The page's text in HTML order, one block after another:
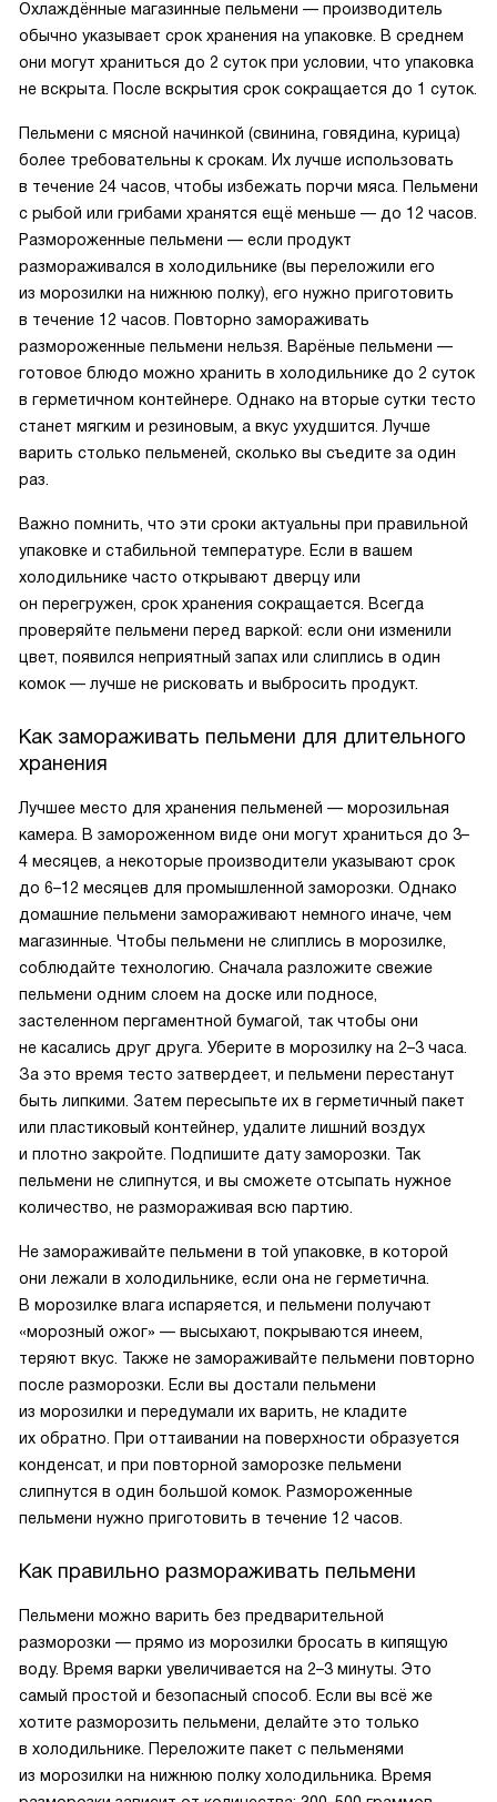
Охлаждённые магазинные пельмени — производитель
обычно указывает срок хранения на упаковке. В среднем
они могут храниться до 2 суток при условии, что упаковка
не вскрыта. После вскрытия срок сокращается до 1 суток.
Пельмени с мясной начинкой (свинина, говядина, курица)
более требовательны к срокам. Их лучше использовать
в течение 24 часов, чтобы избежать порчи мяса. Пельмени
с рыбой или грибами хранятся ещё меньше — до 12 часов.
Размороженные пельмени — если продукт
размораживался в холодильнике (вы переложили его
из морозилки на нижнюю полку), его нужно приготовить
в течение 12 часов. Повторно замораживать
размороженные пельмени нельзя. Варёные пельмени —
готовое блюдо можно хранить в холодильнике до 2 суток
в герметичном контейнере. Однако на вторые сутки тесто
станет мягким и резиновым, а вкус ухудшится. Лучше
варить столько пельменей, сколько вы съедите за один
раз.
Важно помнить, что эти сроки актуальны при правильной
упаковке и стабильной температуре. Если в вашем
холодильнике часто открывают дверцу или
он перегружен, срок хранения сокращается. Всегда
проверяйте пельмени перед варкой: если они изменили
цвет, появился неприятный запах или слиплись в один
комок — лучше не рисковать и выбросить продукт.
Как замораживать пельмени для длительного
хранения
Лучшее место для хранения пельменей — морозильная
камера. В замороженном виде они могут храниться до 3–
4 месяцев, а некоторые производители указывают срок
до 6–12 месяцев для промышленной заморозки. Однако
домашние пельмени замораживают немного иначе, чем
магазинные. Чтобы пельмени не слиплись в морозилке,
соблюдайте технологию. Сначала разложите свежие
пельмени одним слоем на доске или подносе,
застеленном пергаментной бумагой, так чтобы они
не касались друг друга. Уберите в морозилку на 2–3 часа.
За это время тесто затвердеет, и пельмени перестанут
быть липкими. Затем пересыпьте их в герметичный пакет
или пластиковый контейнер, удалите лишний воздух
и плотно закройте. Подпишите дату заморозки. Так
пельмени не слипнутся, и вы сможете отсыпать нужное
количество, не размораживая всю партию.
Не замораживайте пельмени в той упаковке, в которой
они лежали в холодильнике, если она не герметична.
В морозилке влага испаряется, и пельмени получают
«морозный ожог» — высыхают, покрываются инеем,
теряют вкус. Также не замораживайте пельмени повторно
после разморозки. Если вы достали пельмени
из морозилки и передумали их варить, не кладите
их обратно. При оттаивании на поверхности образуется
конденсат, и при повторной заморозке пельмени
слипнутся в один большой комок. Размороженные
пельмени нужно приготовить в течение 12 часов.
Как правильно размораживать пельмени
Пельмени можно варить без предварительной
разморозки — прямо из морозилки бросать в кипящую
воду. Время варки увеличивается на 2–3 минуты. Это
самый простой и безопасный способ. Если вы всё же
хотите разморозить пельмени, делайте это только
в холодильнике. Переложите пакет с пельменями
из морозилки на нижнюю полку холодильника. Время